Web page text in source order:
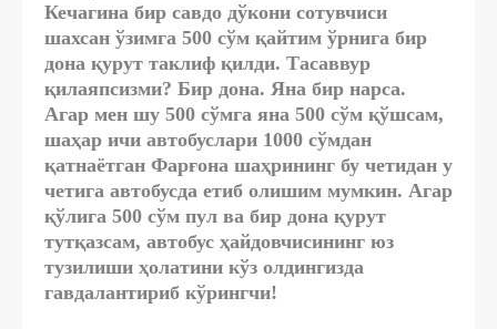
Кечагина бир савдо дўкони сотувчиси
шахсан ўзимга 500 сўм қайтим ўрнига бир
дона қурут таклиф қилди. Тасаввур
қилаяпсизми? Бир дона. Яна бир нарса.
Агар мен шу 500 сўмга яна 500 сўм қўшсам,
шаҳар ичи автобуслари 1000 сўмдан
қатнаётган Фарғона шаҳрининг бу четидан у
четига автобусда етиб олишим мумкин. Агар
қўлига 500 сўм пул ва бир дона қурут
тутқазсам, автобус ҳайдовчисининг юз
тузилиши ҳолатини кўз олдингизда
гавдалантириб кўрингчи!